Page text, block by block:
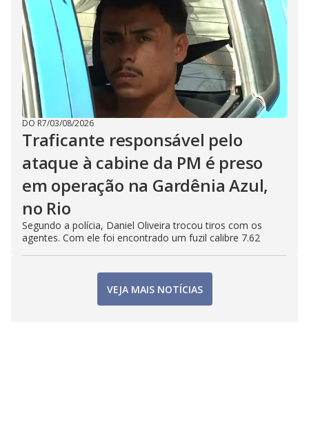
DO R7/03/08/2026
Traficante responsável pelo
ataque à cabine da PM é preso
em operação na Gardênia Azul,
no Rio
Segundo a polícia, Daniel Oliveira trocou tiros com os
agentes. Com ele foi encontrado um fuzil calibre 7.62
VEJA MAIS NOTÍCIAS